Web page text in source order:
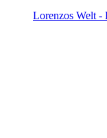
Lorenzos Welt -